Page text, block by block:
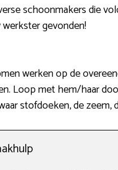
schoonmakers die
gevonden!
werken op de
Loop met hem/haar
stofdoeken, de